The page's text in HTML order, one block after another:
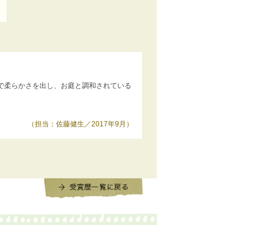
らかさを出し、お庭と調和されている
（担当：佐藤健生／2017年9月）